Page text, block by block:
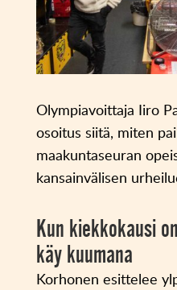
Olympiavoittaja Iiro
osoitus siitä, miten
maakuntaseuran
kansainvälisen
Kun kiekkokausi
käy kuumana
Korhonen esittelee